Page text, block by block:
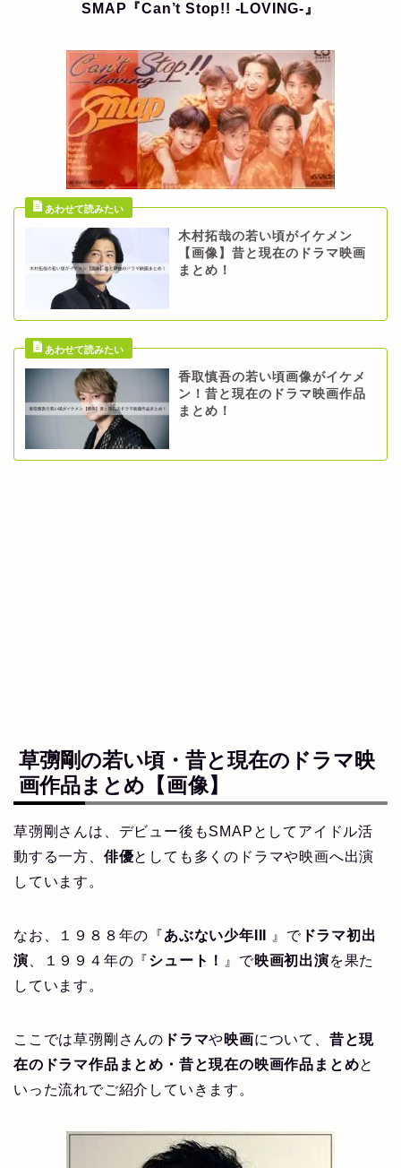
SMAP『Can’t Stop!! -LOVING-』
木村拓哉の若い頃がイケメン
【画像】昔と現在のドラマ映画
まとめ！
香取慎吾の若い頃画像がイケメ
ン！昔と現在のドラマ映画作品
まとめ！
草彅剛の若い頃・昔と現在のドラマ映
画作品まとめ 【画像】
草彅剛さんは、デビュー後もSMAPとしてアイドル活
動する一方、 俳優としても多くのドラマや映画へ出演
しています。
なお、１９８８年の『あぶない少年III 』でドラマ初出
演 、１９９４年の『シュート！ 』で映画初出演を果た
しています。
ここでは草彅剛さんの ドラマや映画について、 昔と現
在のドラマ作品まとめ・昔と現在の映画作品まとめと
いった流れでご紹介していきます。